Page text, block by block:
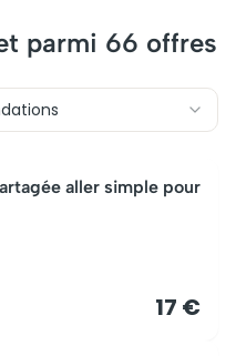
parmi 66 offres
aller simple pour
17 €